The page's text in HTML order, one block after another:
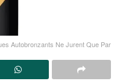
Autobronzants Ne Jurent Que Par